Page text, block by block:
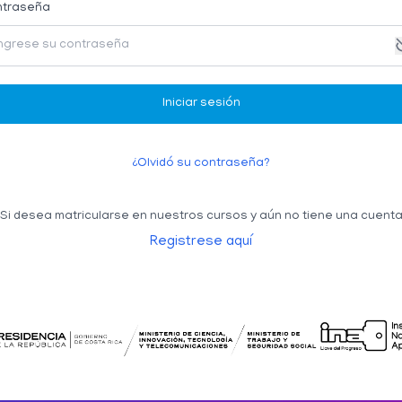
Iniciar sesión
¿Olvidó su contraseña?
Si desea matricularse en nuestros cursos y aún no tiene una cuenta
Registrese aquí